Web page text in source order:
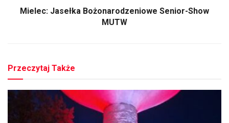
Mielec: Jasełka Bożonarodzeniowe Senior-Show
MUTW
Przeczytaj Także